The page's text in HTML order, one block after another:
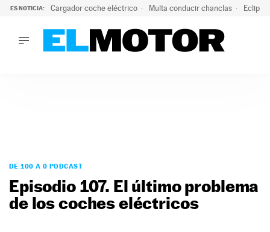
ES NOTICIA: Cargador coche eléctrico Multa conducir chanclas
PODCAST
MOTOS
TECNOLOGÍA
DE 100 A 0 PODCAST
Episodio 107. El último problema
de los coches eléctricos